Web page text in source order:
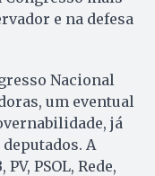
e na defesa
Nacional
um eventual
já
A
PSOL, Rede,